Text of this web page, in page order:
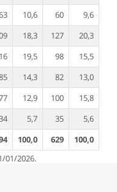
10,6 60
9,6
18,3 127
20,3
19,5 98
15,5
14,3 82
13,0
12,9 100
15,8
5,7 35
5,6
100,0 629
100,0
01/2026.